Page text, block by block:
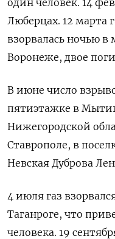
Люберцах. 12 марта
взорвалась ночью
Воронеже, двое
В июне число
пятиэтажке в
Нижегородской
Ставрополе, в
Невская Дуброва
4 июля газ
Таганроге, что
человека. 19